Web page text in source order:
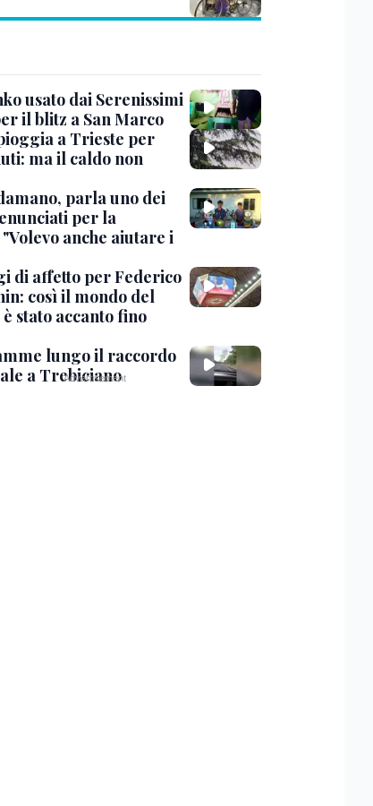
usato dai Serenissimi
il blitz a San Marco
a Trieste per
ma il caldo non
parla uno dei
per la
anche aiutare i
di affetto per Federico
così il mondo del
stato accanto fino
lungo il raccordo
a Trebiciano